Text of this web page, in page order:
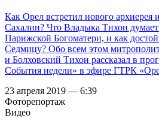
Как Орел встретил нового архиерея
Сахалин? Что Владыка Тихон
Парижской Богоматери, и как
Седмицу? Обо всем этом
и Болховский Тихон рассказал в
События недели» в эфире ГТРК
23 апреля 2019 — 6:39
Фоторепортаж
Видео